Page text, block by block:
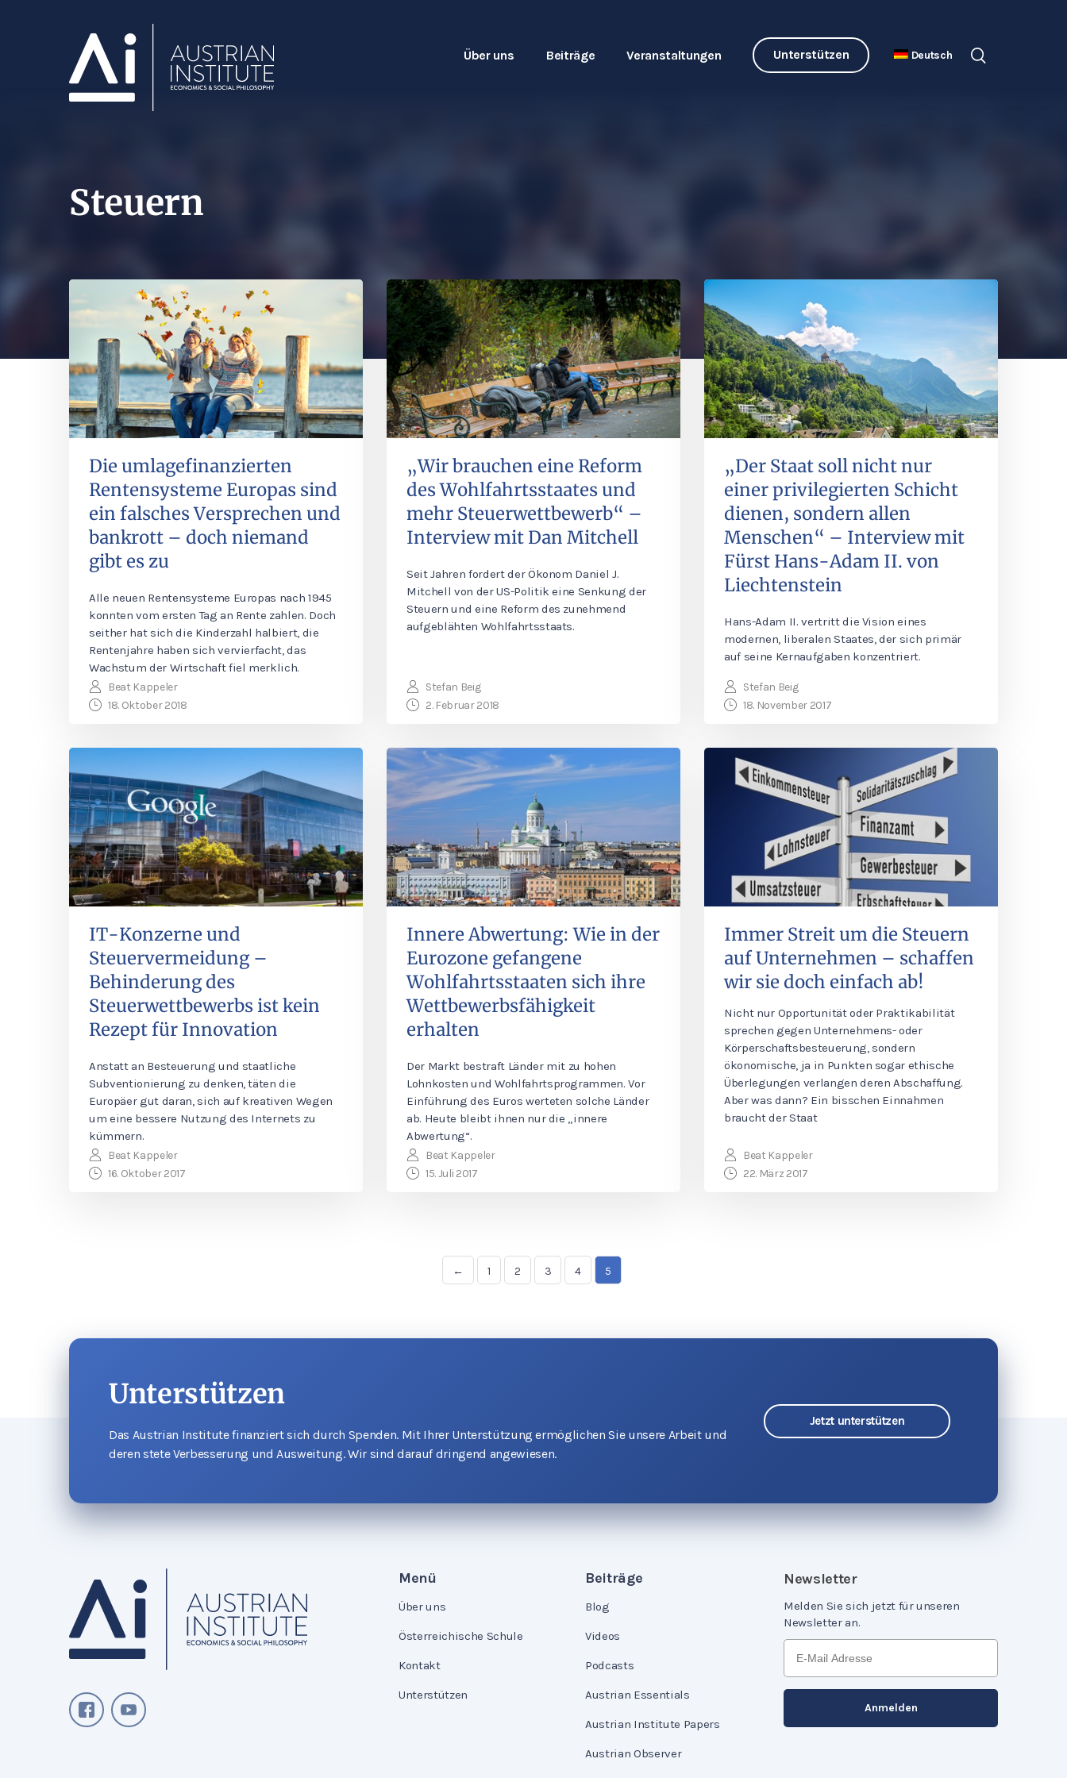
Über uns Beiträge Veranstaltungen Unterstützen Deutsch
Steuern
Die umlagefinanzierten
Rentensysteme Europas sind
ein falsches Versprechen und
bankrott – doch niemand
gibt es zu
Alle neuen Rentensysteme Europas nach 1945
konnten vom ersten Tag an Rente zahlen. Doch
seither hat sich die Kinderzahl halbiert, die
Rentenjahre haben sich vervierfacht, das
Wachstum der Wirtschaft fiel merklich.
Beat Kappeler
18. Oktober 2018
„Wir brauchen eine Reform
des Wohlfahrtsstaates und
mehr Steuerwettbewerb“ –
Interview mit Dan Mitchell
Seit Jahren fordert der Ökonom Daniel J.
Mitchell von der US-Politik eine Senkung der
Steuern und eine Reform des zunehmend
aufgeblähten Wohlfahrtsstaats.
Stefan Beig
2. Februar 2018
„Der Staat soll nicht nur
einer privilegierten Schicht
dienen, sondern allen
Menschen“ – Interview mit
Fürst Hans-Adam II. von
Liechtenstein
Hans-Adam II. vertritt die Vision eines
modernen, liberalen Staates, der sich primär
auf seine Kernaufgaben konzentriert.
Stefan Beig
18. November 2017
IT-Konzerne und
Steuervermeidung –
Behinderung des
Steuerwettbewerbs ist kein
Rezept für Innovation
Anstatt an Besteuerung und staatliche
Subventionierung zu denken, täten die
Europäer gut daran, sich auf kreativen Wegen
um eine bessere Nutzung des Internets zu
kümmern.
Beat Kappeler
16. Oktober 2017
Innere Abwertung: Wie in der
Eurozone gefangene
Wohlfahrtsstaaten sich ihre
Wettbewerbsfähigkeit
erhalten
Der Markt bestraft Länder mit zu hohen
Lohnkosten und Wohlfahrtsprogrammen. Vor
Einführung des Euros werteten solche Länder
ab. Heute bleibt ihnen nur die „innere
Abwertung“.
Beat Kappeler
15. Juli 2017
Immer Streit um die Steuern
auf Unternehmen – schaffen
wir sie doch einfach ab!
Nicht nur Opportunität oder Praktikabilität
sprechen gegen Unternehmens- oder
Körperschaftsbesteuerung, sondern
ökonomische, ja in Punkten sogar ethische
Überlegungen verlangen deren Abschaffung.
Aber was dann? Ein bisschen Einnahmen
braucht der Staat
Beat Kappeler
22. März 2017
← 1 2 3 4 5
Unterstützen
Das Austrian Institute finanziert sich durch Spenden. Mit Ihrer Unterstützung ermöglichen Sie unsere Arbeit und
deren stete Verbesserung und Ausweitung. Wir sind darauf dringend angewiesen.
Jetzt unterstützen
Menü
Über uns
Österreichische Schule
Kontakt
Unterstützen
Beiträge
Blog
Videos
Podcasts
Austrian Essentials
Austrian Institute Papers
Austrian Observer
Newsletter
Melden Sie sich jetzt für unseren
Newsletter an.